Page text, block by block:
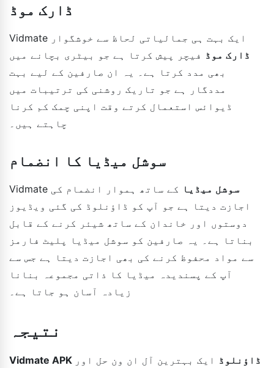
ڈارک موڈ
Vidmate ایک بہت ہی جمالیاتی لحاظ سے خوشگوار
ڈارک موڈ فیچر پیش کرتا ہے جو بیٹری بچانے میں
بھی مدد کرتا ہے۔ یہ ان صارفین کے لیے بہت
مددگار ہے جو تاریک روشنی کی ترتیبات میں
ڈیوائس استعمال کرتے وقت اپنی چمک کم کرنا
چاہتے ہیں۔
سوشل میڈیا کا انضمام
Vidmate سوشل میڈیا کے ساتھ ہموار انضمام کی
اجازت دیتا ہے جو آپ کو ڈاؤنلوڈ کی گئی ویڈیوز
دوستوں اور خاندان کے ساتھ شیئر کرنے کے قابل
بناتا ہے۔ یہ صارفین کو سوشل میڈیا پلیٹ فارمز
سے مواد محفوظ کرنے کی بھی اجازت دیتا ہے جس سے
آپ کے پسندیدہ میڈیا کا ذاتی مجموعہ بنانا
زیادہ آسان ہو جاتا ہے۔
نتیجہ
Vidmate APK ڈاؤنلوڈ ایک بہترین آل ان ون حل اور